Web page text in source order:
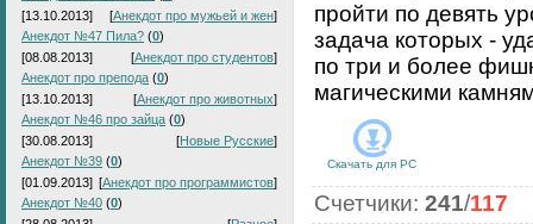
[13.10.2013]
[Анекдот про мужьей и жен]
Анекдот №47 Пила? (0)
[08.08.2013]
[Анекдот про студентов]
Анекдот про препода (0)
[13.10.2013]
[Анекдот про животных]
Анекдот №46 про зайца (0)
[30.08.2013]
[Новые Русские]
Анекдот №39 (0)
[01.09.2013] [Анекдот про программистов]
Анекдот №40 (0)
пройти по девять
задача которых -
по три и более
магическими
Скачать для PC
Счетчики: 241/117